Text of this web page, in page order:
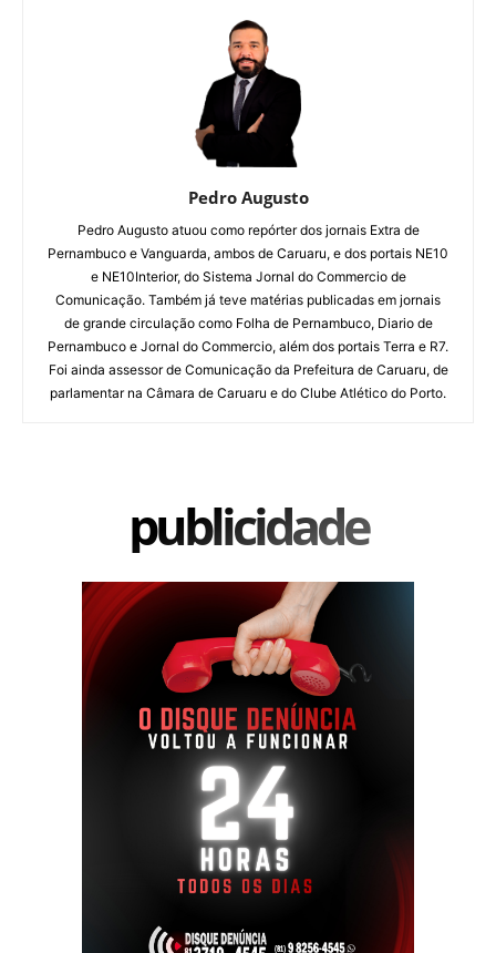
Pedro Augusto
Pedro Augusto atuou como repórter dos jornais Extra de
Pernambuco e Vanguarda, ambos de Caruaru, e dos portais NE10
e NE10Interior, do Sistema Jornal do Commercio de
Comunicação. Também já teve matérias publicadas em jornais
de grande circulação como Folha de Pernambuco, Diario de
Pernambuco e Jornal do Commercio, além dos portais Terra e R7.
Foi ainda assessor de Comunicação da Prefeitura de Caruaru, de
parlamentar na Câmara de Caruaru e do Clube Atlético do Porto.
publicidade